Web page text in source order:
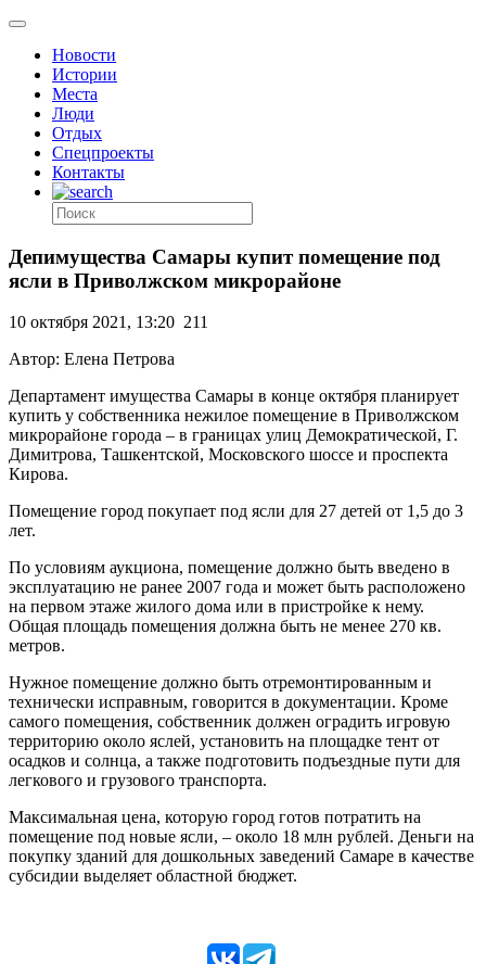
Новости
Истории
Места
Люди
Отдых
Спецпроекты
Контакты
Депимущества Самары купит помещение под
ясли в Приволжском микрорайоне
10 октября 2021, 13:20 211
Автор: Елена Петрова
Департамент имущества Самары в конце октября планирует
купить у собственника нежилое помещение в Приволжском
микрорайоне города – в границах улиц Демократической, Г.
Димитрова, Ташкентской, Московского шоссе и проспекта
Кирова.
Помещение город покупает под ясли для 27 детей от 1,5 до 3
лет.
По условиям аукциона, помещение должно быть введено в
эксплуатацию не ранее 2007 года и может быть расположено
на первом этаже жилого дома или в пристройке к нему.
Общая площадь помещения должна быть не менее 270 кв.
метров.
Нужное помещение должно быть отремонтированным и
технически исправным, говорится в документации. Кроме
самого помещения, собственник должен оградить игровую
территорию около яслей, установить на площадке тент от
осадков и солнца, а также подготовить подъездные пути для
легкового и грузового транспорта.
Максимальная цена, которую город готов потратить на
помещение под новые ясли, – около 18 млн рублей. Деньги на
покупку зданий для дошкольных заведений Самаре в качестве
субсидии выделяет областной бюджет.